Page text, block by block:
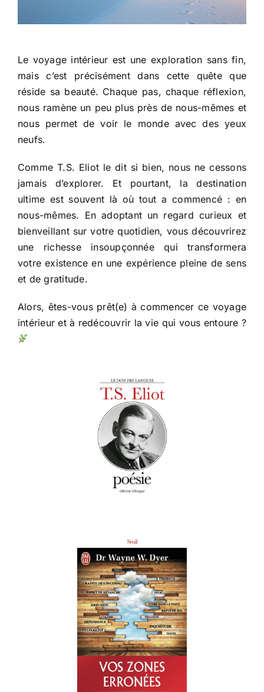
Le voyage intérieur est une exploration sans fin,
mais c’est précisément dans cette quête que
réside sa beauté. Chaque pas, chaque réflexion,
nous ramène un peu plus près de nous-mêmes et
nous permet de voir le monde avec des yeux
neufs.
Comme T.S. Eliot le dit si bien, nous ne cessons
jamais d’explorer. Et pourtant, la destination
ultime est souvent là où tout a commencé : en
nous-mêmes. En adoptant un regard curieux et
bienveillant sur votre quotidien, vous découvrirez
une richesse insoupçonnée qui transformera
votre existence en une expérience pleine de sens
et de gratitude.
Alors, êtes-vous prêt(e) à commencer ce voyage
intérieur et à redécouvrir la vie qui vous entoure ?